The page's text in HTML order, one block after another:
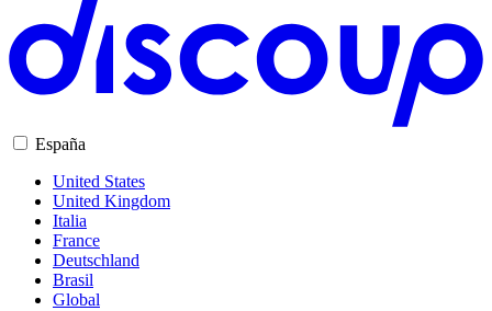
España
United States
United Kingdom
Italia
France
Deutschland
Brasil
Global